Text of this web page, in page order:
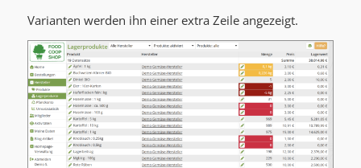
Varianten werden ihn einer extra Zeile angezeigt.